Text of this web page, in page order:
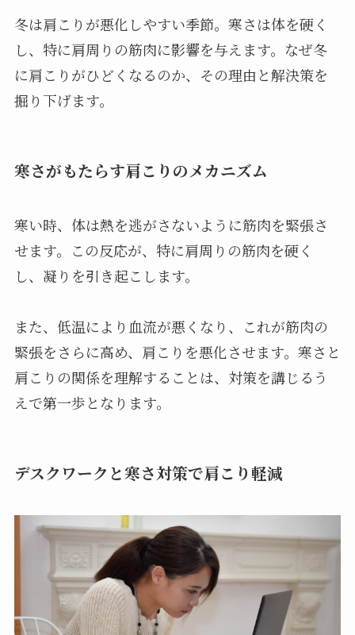
冬は肩こりが悪化しやすい季節。寒さは体を硬く
し、特に肩周りの筋肉に影響を与えます。なぜ冬
に肩こりがひどくなるのか、その理由と解決策を
掘り下げます。
寒さがもたらす肩こりのメカニズム
寒い時、体は熱を逃がさないように筋肉を緊張さ
せます。この反応が、特に肩周りの筋肉を硬く
し、凝りを引き起こします。
また、低温により血流が悪くなり、これが筋肉の
緊張をさらに高め、肩こりを悪化させます。寒さと
肩こりの関係を理解することは、対策を講じるう
えで第一歩となります。
デスクワークと寒さ対策で肩こり軽減